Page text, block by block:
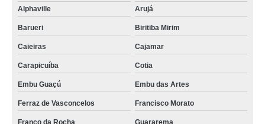
Alphaville
Arujá
Barueri Biritiba Mirim
Caieiras Cajamar
Carapicuíba Cotia
Embu Guaçú Embu das Artes
Ferraz de Vasconcelos Francisco Morato
Franco da Rocha Guararema